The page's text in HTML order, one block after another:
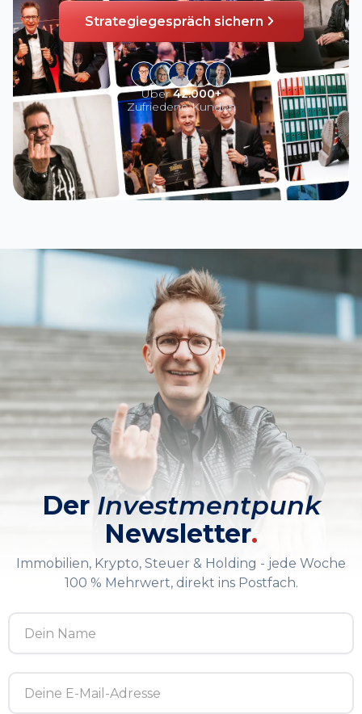
Strategiegespräch sichern
Über42.000+
Zufriedene Kunden
DerInvestmentpunk
Newsletter.
Immobilien, Krypto, Steuer & Holding - jede Woche
100 % Mehrwert, direkt ins Postfach.